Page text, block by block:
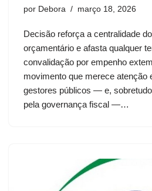
por Debora março 18, 2026
Decisão reforça a centralidade
orçamentário e afasta qualquer
convalidação por empenho
movimento que merece atenção
gestores públicos — e,
pela governança fiscal —…